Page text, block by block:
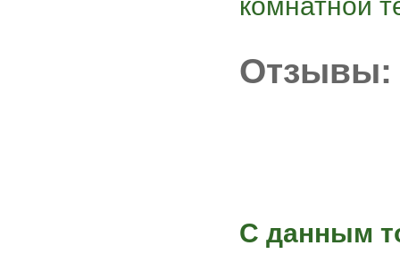
Отзывы:
С данным